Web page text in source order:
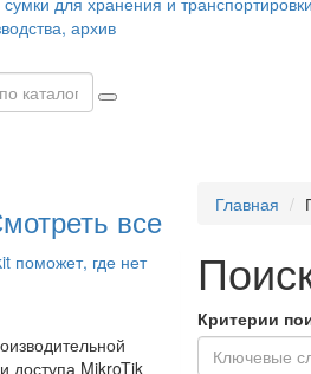
архив
все
поможет, где нет
доступа MikroTik
Главная
Критерии